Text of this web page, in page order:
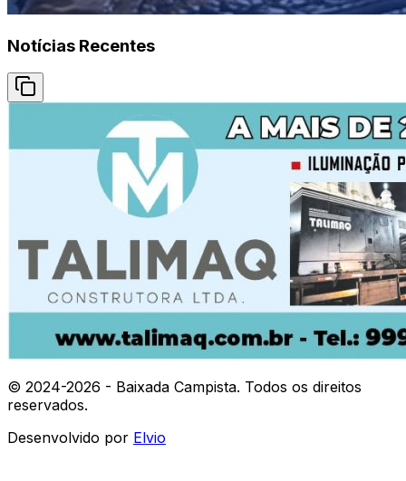
Notícias Recentes
© 2024-2026 - Baixada Campista. Todos os direitos
reservados.
Desenvolvido por Elvio